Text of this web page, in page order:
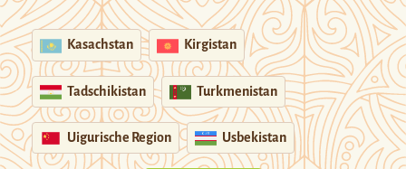
Kasachstan Kirgistan
Tadschikistan Turkmenistan
Uigurische Region Usbekistan